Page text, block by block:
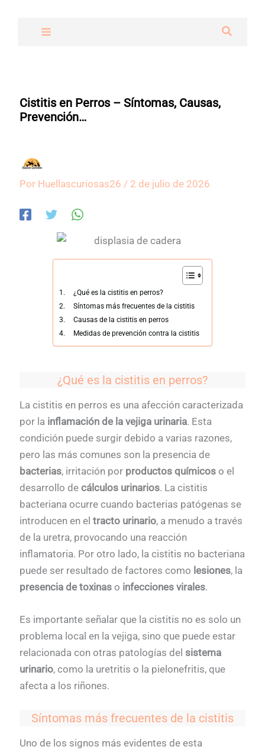
Buscar
Cistitis en Perros – Síntomas, Causas,
Prevención…
Por Huellascuriosas26 / 2 de julio de 2026
¿Qué es la cistitis en perros?
Síntomas más frecuentes de la cistitis
Causas de la cistitis en perros
Medidas de prevención contra la cistitis
¿Qué es la cistitis en perros?
La cistitis en perros es una afección caracterizada
por la inflamación de la vejiga urinaria. Esta
condición puede surgir debido a varias razones,
pero las más comunes son la presencia de
bacterias, irritación por productos químicos o el
desarrollo decálculos urinarios. La cistitis
bacteriana ocurre cuando bacterias patógenas se
introducen en eltracto urinario, a menudo a través
de la uretra, provocando una reacción
inflamatoria. Por otro lado, la cistitis no bacteriana
puede ser resultado de factores como lesiones, la
presencia de toxinas o infecciones virales.
Es importante señalar que la cistitis no es solo un
problema local en la vejiga, sino que puede estar
relacionada con otras patologías del sistema
urinario, como la uretritis o la pielonefritis, que
afecta a los riñones.
Síntomas más frecuentes de la cistitis
Uno de los signos más evidentes de esta